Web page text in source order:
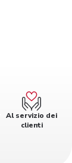
Al servizio dei
clienti